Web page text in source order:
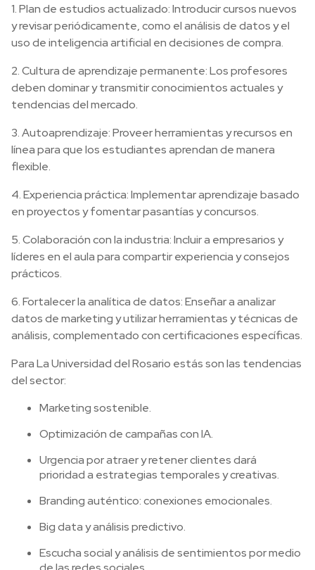
1. Plan de estudios actualizado: Introducir cursos nuevos
y revisar periódicamente, como el análisis de datos y el
uso de inteligencia artificial en decisiones de compra.
2. Cultura de aprendizaje permanente: Los profesores
deben dominar y transmitir conocimientos actuales y
tendencias del mercado.
3. Autoaprendizaje: Proveer herramientas y recursos en
línea para que los estudiantes aprendan de manera
flexible.
4. Experiencia práctica: Implementar aprendizaje basado
en proyectos y fomentar pasantías y concursos.
5. Colaboración con la industria: Incluir a empresarios y
líderes en el aula para compartir experiencia y consejos
prácticos.
6. Fortalecer la analítica de datos: Enseñar a analizar
datos de marketing y utilizar herramientas y técnicas de
análisis, complementado con certificaciones específicas.
Para La Universidad del Rosario estás son las tendencias
del sector:
Marketing sostenible.
Optimización de campañas con IA.
Urgencia por atraer y retener clientes dará
prioridad a estrategias temporales y creativas.
Branding auténtico: conexiones emocionales.
Big data y análisis predictivo.
Escucha social y análisis de sentimientos por medio